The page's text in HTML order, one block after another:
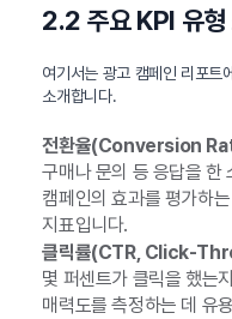
2.2 주요 KPI 유형
여기서는 광고 캠페인 리포트
소개합니다.
전환율(Conversion
구매나 문의 등 응답을 한
캠페인의 효과를 평가하
지표입니다.
클릭률(CTR, Click-
몇 퍼센트가 클릭을 했는
매력도를 측정하는 데 유